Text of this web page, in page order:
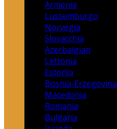
Armenia
Lussemburgo
Norvegia
Slovacchia
Azerbaigian
Lettonia
Estonia
Bosnia-Erzegovina
Macedonia
Romania
Bulgaria